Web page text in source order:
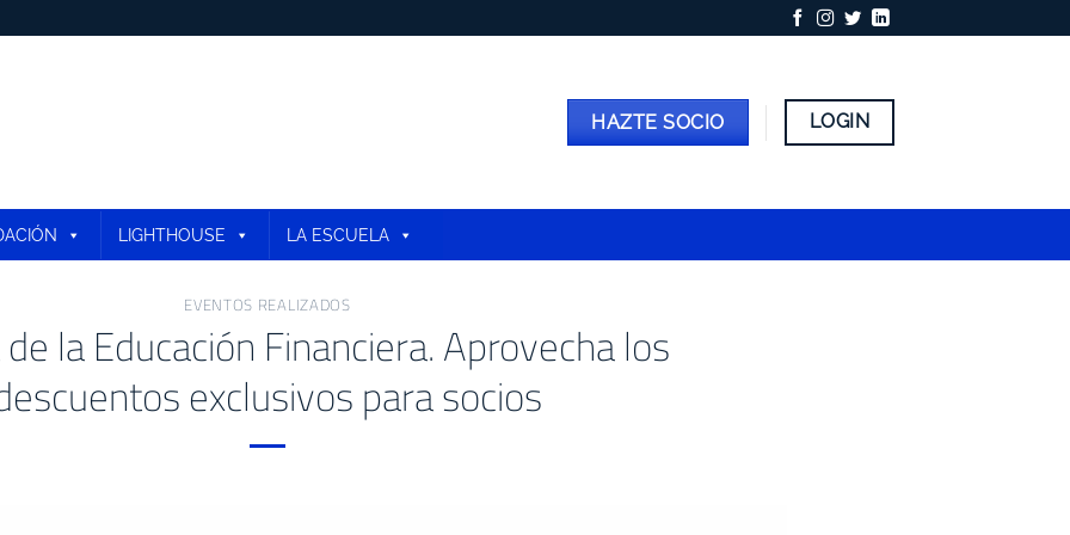
HAZTE SOCIO LOGIN
LIGHTHOUSE LA ESCUELA
EVENTOS REALIZADOS
la Educación Financiera. Aprovecha los
exclusivos para socios